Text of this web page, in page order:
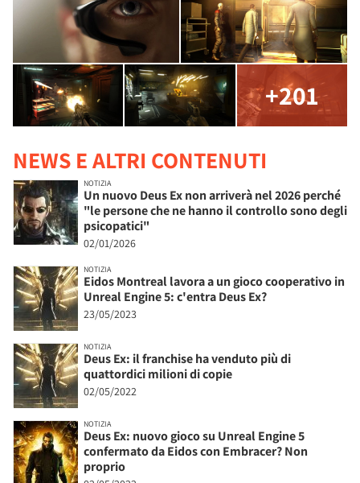
+201
NEWS E ALTRI CONTENUTI
NOTIZIA
Un nuovo Deus Ex non arriverà nel 2026 perché
"le persone che ne hanno il controllo sono degli
psicopatici"
02/01/2026
NOTIZIA
Eidos Montreal lavora a un gioco cooperativo in
Unreal Engine 5: c'entra Deus Ex?
23/05/2023
NOTIZIA
Deus Ex: il franchise ha venduto più di
quattordici milioni di copie
02/05/2022
NOTIZIA
Deus Ex: nuovo gioco su Unreal Engine 5
confermato da Eidos con Embracer? Non
proprio